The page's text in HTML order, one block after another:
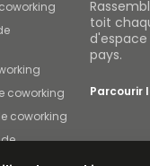
coworking
coworking
toit
pays.
Parcourir